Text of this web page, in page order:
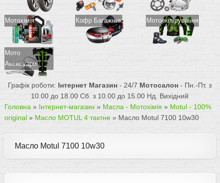
Мотохімія Кофр Багажник Мотоекіпірування
Мото
Аксесуари
Графік роботи: Інтернет Магазин - 24/7 Мотосалон - Пн.-Пт. з
10.00 до 18.00 Сб. з 10.00 до 15.00 Нд. Вихідний
Головна » Інтернет-магазин » Масла - Мотохімія » Motul - 100%
original » Масло MOTUL 4 тактне » Масло Motul 7100 10w30
Масло Motul 7100 10w30